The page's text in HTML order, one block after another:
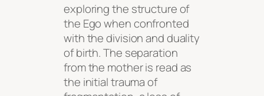
exploring the structure of
the Ego when confronted
with the division and duality
of birth. The separation
from the mother is read as
the initial trauma of